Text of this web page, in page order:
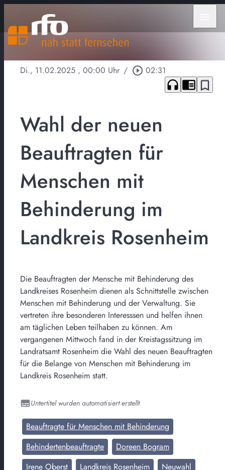
Di., 11.02.2025 , 00:00 Uhr / play_circle_outline 02:31
headphones chrome_reader_mode bookmark_border
Wahl der neuen
Beauftragten für
Menschen mit
Behinderung im
Landkreis Rosenheim
Die Beauftragten der Mensche mit Behinderung des
Landkreises Rosenheim dienen als Schnittstelle zwischen
Menschen mit Behinderung und der Verwaltung. Sie
vertreten ihre besonderen Interesssen und helfen ihnen
am täglichen Leben teilhaben zu können. Am
vergangenen Mittwoch fand in der Kreistagssitzung im
Landratsamt Rosenheim die Wahl des neuen Beauftragten
für die Belange von Menschen mit Behinderung im
Landkreis Rosenheim statt.
Untertitel wurden automatisiert erstellt
Beauftragte für Menschen mit Behinderung
Behindertenbeauftragte
Doreen Bogram
Irene Oberst
Landkreis Rosenheim
Neuwahl